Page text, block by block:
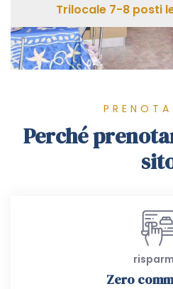
Trilocale 7-8 posti
Perché
Zero